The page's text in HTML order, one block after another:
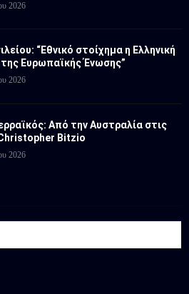
2026
“Εθνικό στοίχημα η Ελληνική
της Ευρωπαϊκής Ένωσης”
2026
Από την Αυστραλία στις
Bitzio
2026